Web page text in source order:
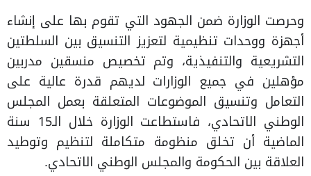
وحرصت الوزارة ضمن الجهود التي تقوم بها على إنشاء
أجهزة ووحدات تنظيمية لتعزيز التنسيق بين السلطتين
التشريعية والتنفيذية، وتم تخصيص منسقين مدربين
مؤهلين في جميع الوزارات لديهم قدرة عالية على
التعامل وتنسيق الموضوعات المتعلقة بعمل المجلس
الوطني الاتحادي، فاستطاعت الوزارة خلال الـ15 سنة
الماضية أن تخلق منظومة متكاملة لتنظيم وتوطيد
العلاقة بين الحكومة والمجلس الوطني الاتحادي.